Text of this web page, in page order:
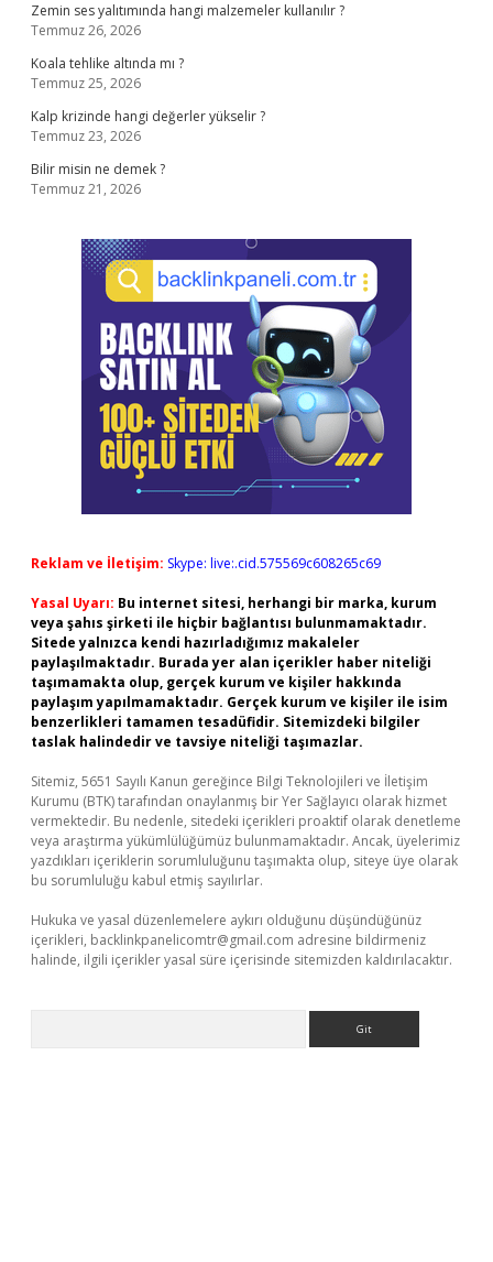
Zemin ses yalıtımında hangi malzemeler kullanılır ?
Temmuz 26, 2026
Koala tehlike altında mı ?
Temmuz 25, 2026
Kalp krizinde hangi değerler yükselir ?
Temmuz 23, 2026
Bilir misin ne demek ?
Temmuz 21, 2026
Reklam ve İletişim: Skype: live:.cid.575569c608265c69
Yasal Uyarı: Bu internet sitesi, herhangi bir marka, kurum
veya şahıs şirketi ile hiçbir bağlantısı bulunmamaktadır.
Sitede yalnızca kendi hazırladığımız makaleler
paylaşılmaktadır. Burada yer alan içerikler haber niteliği
taşımamakta olup, gerçek kurum ve kişiler hakkında
paylaşım yapılmamaktadır. Gerçek kurum ve kişiler ile isim
benzerlikleri tamamen tesadüfidir. Sitemizdeki bilgiler
taslak halindedir ve tavsiye niteliği taşımazlar.
Sitemiz, 5651 Sayılı Kanun gereğince Bilgi Teknolojileri ve İletişim
Kurumu (BTK) tarafından onaylanmış bir Yer Sağlayıcı olarak hizmet
vermektedir. Bu nedenle, sitedeki içerikleri proaktif olarak denetleme
veya araştırma yükümlülüğümüz bulunmamaktadır. Ancak, üyelerimiz
yazdıkları içeriklerin sorumluluğunu taşımakta olup, siteye üye olarak
bu sorumluluğu kabul etmiş sayılırlar.
Hukuka ve yasal düzenlemelere aykırı olduğunu düşündüğünüz
içerikleri, backlinkpanelicomtr@gmail.com adresine bildirmeniz
halinde, ilgili içerikler yasal süre içerisinde sitemizden kaldırılacaktır.